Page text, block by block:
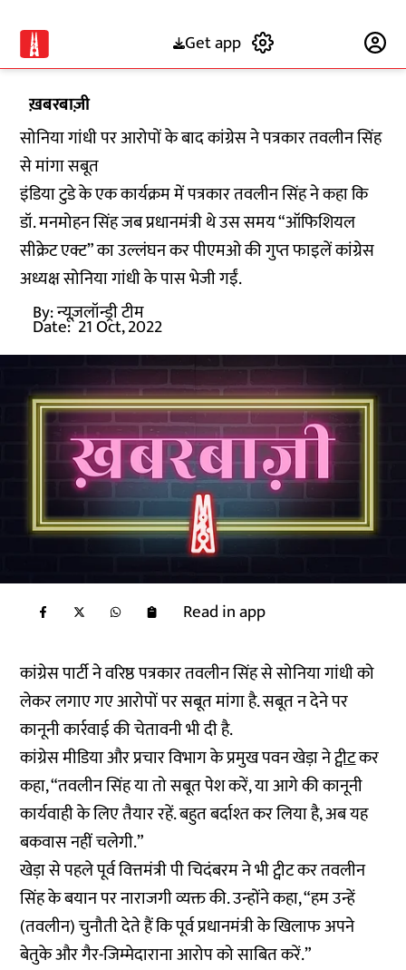
Get app
ख़बरबाज़ी
सोनिया गांधी पर आरोपों के बाद कांग्रेस ने पत्रकार तवलीन सिंह
से मांगा सबूत
इंडिया टुडे के एक कार्यक्रम में पत्रकार तवलीन सिंह ने कहा कि
डॉ. मनमोहन सिंह जब प्रधानमंत्री थे उस समय “ऑफिशियल
सीक्रेट एक्ट” का उल्लंघन कर पीएमओ की गुप्त फाइलें कांग्रेस
अध्यक्ष सोनिया गांधी के पास भेजी गईं.
By:न्यूज़लॉन्ड्री टीम
Date: 21 Oct, 2022
Read in app
कांग्रेस पार्टी ने वरिष्ठ पत्रकार तवलीन सिंह से सोनिया गांधी को
लेकर लगाए गए आरोपों पर सबूत मांगा है. सबूत न देने पर
कानूनी कार्रवाई की चेतावनी भी दी है.
कांग्रेस मीडिया और प्रचार विभाग के प्रमुख पवन खेड़ा नेट्वीटकर
कहा, “तवलीन सिंह या तो सबूत पेश करें, या आगे की कानूनी
कार्यवाही के लिए तैयार रहें. बहुत बर्दाश्त कर लिया है, अब यह
बकवास नहीं चलेगी.”
खेड़ा से पहले पूर्व वित्तमंत्री पी चिदंबरम ने भी ट्वीट कर तवलीन
सिंह के बयान पर नाराजगी व्यक्त की. उन्होंने कहा, “हम उन्हें
(तवलीन) चुनौती देते हैं कि पूर्व प्रधानमंत्री के खिलाफ अपने
बेतुके और गैर-जिम्मेदाराना आरोप को साबित करें.”